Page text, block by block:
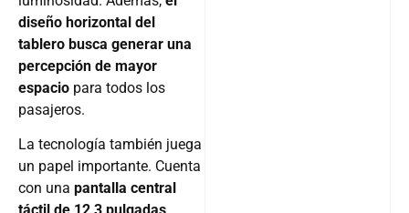
diseño horizontal del
tablero busca generar una
percepción de mayor
espacio para todos los
pasajeros.
La tecnología también juega
un papel importante. Cuenta
con una pantalla central